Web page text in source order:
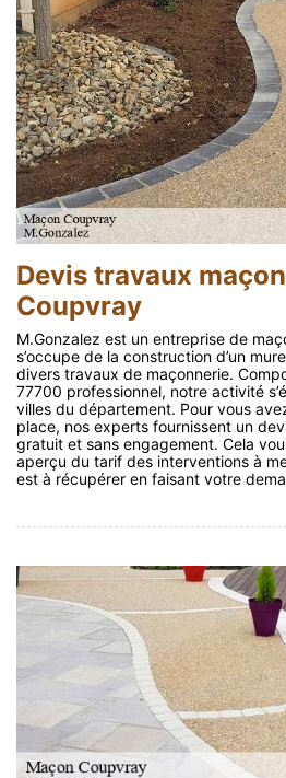
Devis travaux
Coupvray
M.Gonzalez est un entreprise de
s’occupe de la construction d’un
divers travaux de maçonnerie.
77700 professionnel, notre activité
villes du département. Pour vous
place, nos experts fournissent un
gratuit et sans engagement. Cela
aperçu du tarif des interventions à
est à récupérer en faisant votre